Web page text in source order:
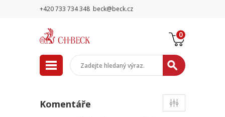
+420 733 734 348 beck@beck.cz
0
Komentáře